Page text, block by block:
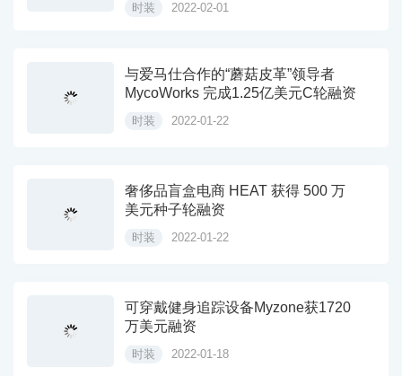
时装 2022-02-01
与爱马仕合作的“蘑菇皮革”领导者
MycoWorks 完成1.25亿美元C轮融资
时装 2022-01-22
奢侈品盲盒电商 HEAT 获得 500 万
美元种子轮融资
时装 2022-01-22
可穿戴健身追踪设备Myzone获1720
万美元融资
时装 2022-01-18